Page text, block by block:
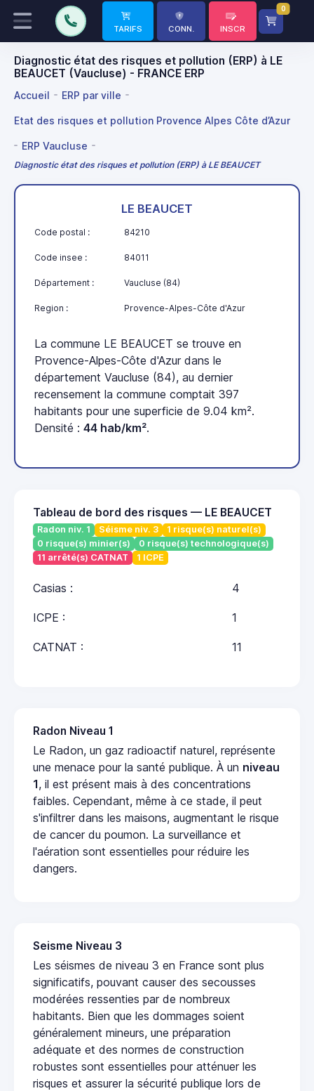
TARIFS CONN. INSCR
0
Diagnostic état des risques et pollution (ERP) à LE
BEAUCET (Vaucluse) - FRANCE ERP
Accueil ERP par ville
Etat des risques et pollution Provence Alpes Côte d’Azur
ERP Vaucluse
Diagnostic état des risques et pollution (ERP) à LE BEAUCET
LE BEAUCET
Code postal : 84210
Code insee : 84011
Département : Vaucluse (84)
Region : Provence-Alpes-Côte d'Azur
La commune LE BEAUCET se trouve en
Provence-Alpes-Côte d'Azur dans le
département Vaucluse (84), au dernier
recensement la commune comptait 397
habitants pour une superficie de 9.04 km².
Densité : 44 hab/km².
Tableau de bord des risques — LE BEAUCET
Radon niv. 1 Séisme niv. 3
1 risque(s) naturel(s)
0 risque(s) minier(s)
0 risque(s) technologique(s)
11 arrêté(s) CATNAT
1 ICPE
Casias : 4
ICPE : 1
CATNAT : 11
Radon Niveau 1
Le Radon, un gaz radioactif naturel, représente
une menace pour la santé publique. À un niveau
1, il est présent mais à des concentrations
faibles. Cependant, même à ce stade, il peut
s'infiltrer dans les maisons, augmentant le risque
de cancer du poumon. La surveillance et
l'aération sont essentielles pour réduire les
dangers.
Seisme Niveau 3
Les séismes de niveau 3 en France sont plus
significatifs, pouvant causer des secousses
modérées ressenties par de nombreux
habitants. Bien que les dommages soient
généralement mineurs, une préparation
adéquate et des normes de construction
robustes sont essentielles pour atténuer les
risques et assurer la sécurité publique lors de